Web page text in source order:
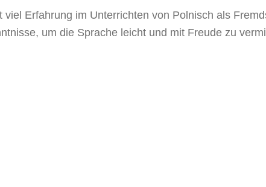
Erfahrung im Unterrichten von Polnisch als
um die Sprache leicht und mit Freude zu